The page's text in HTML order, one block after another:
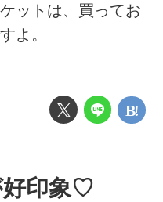
ットは、買ってお
よ。
好印象♡